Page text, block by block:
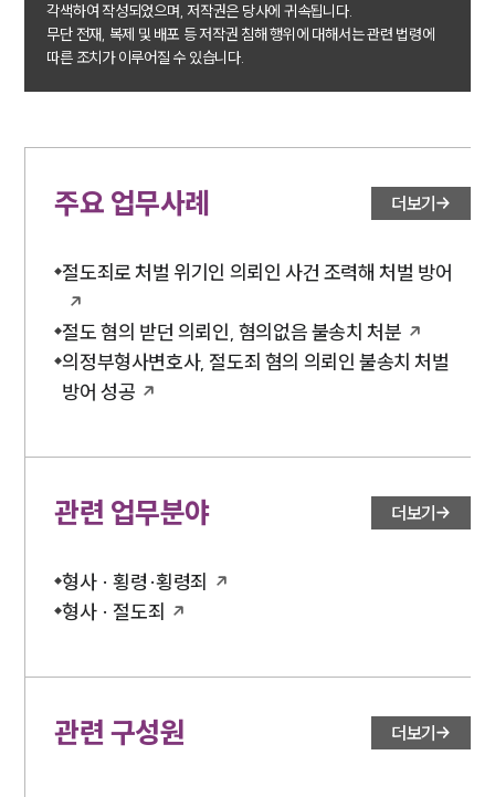
각색하여 작성되었으며, 저작권은 당사에 귀속됩니다.
무단 전재, 복제 및 배포 등 저작권 침해 행위에 대해서는 관련 법령에
따른 조치가 이루어질 수 있습니다.
주요 업무사례 더보기
절도죄로 처벌 위기인 의뢰인 사건 조력해 처벌 방어
절도 혐의 받던 의뢰인, 혐의없음 불송치 처분
의정부형사변호사, 절도죄 혐의 의뢰인 불송치 처벌
방어 성공
관련 업무분야 더보기
형사 · 횡령·횡령죄
형사 · 절도죄
관련 구성원 더보기